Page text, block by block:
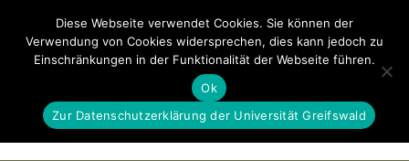
GeoGREIF MENÜ
Diese Webseite verwendet Cookies. Sie können der
Verwendung von Cookies widersprechen, dies kann jedoch zu
Einschränkungen in der Funktionalität der Webseite führen.
Ok
Zur Datenschutzerklärung der Universität Greifswald